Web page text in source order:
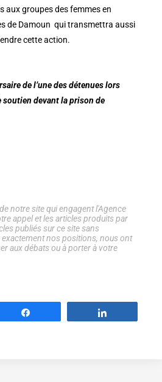
aux groupes des femmes en
de Damoun qui transmettra aussi
cette action.
de l’une des détenues lors
soutien devant la prison de
notre site qui engagent l'Agence
appel et les articles produits par
publiés sur ce site sans
nos positions, nous ont
aux débats ou à porter à votre